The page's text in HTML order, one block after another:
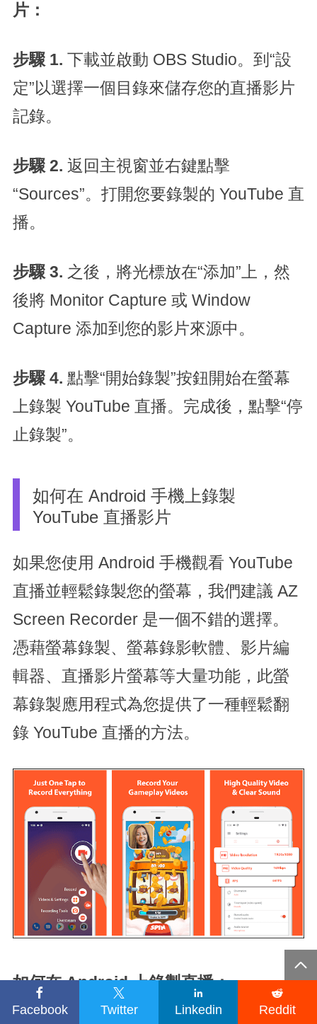

Facebook

Twitter

Linkedin

Reddit
片：
步驟 1. 下載並啟動 OBS Studio。到“設
定”以選擇一個目錄來儲存您的直播影片
記錄。
步驟 2. 返回主視窗並右鍵點擊
“Sources”。打開您要錄製的 YouTube 直
播。
步驟 3. 之後，將光標放在“添加”上，然
後將 Monitor Capture 或 Window
Capture 添加到您的影片來源中。
步驟 4. 點擊“開始錄製”按鈕開始在螢幕
上錄製 YouTube 直播。完成後，點擊“停
止錄製”。
如何在 Android 手機上錄製
YouTube 直播影片
如果您使用 Android 手機觀看 YouTube
直播並輕鬆錄製您的螢幕，我們建議 AZ
Screen Recorder 是一個不錯的選擇。
憑藉螢幕錄製、螢幕錄影軟體、影片編
輯器、直播影片螢幕等大量功能，此螢
幕錄製應用程式為您提供了一種輕鬆翻
錄 YouTube 直播的方法。
如何在 Android 上錄製直播：
